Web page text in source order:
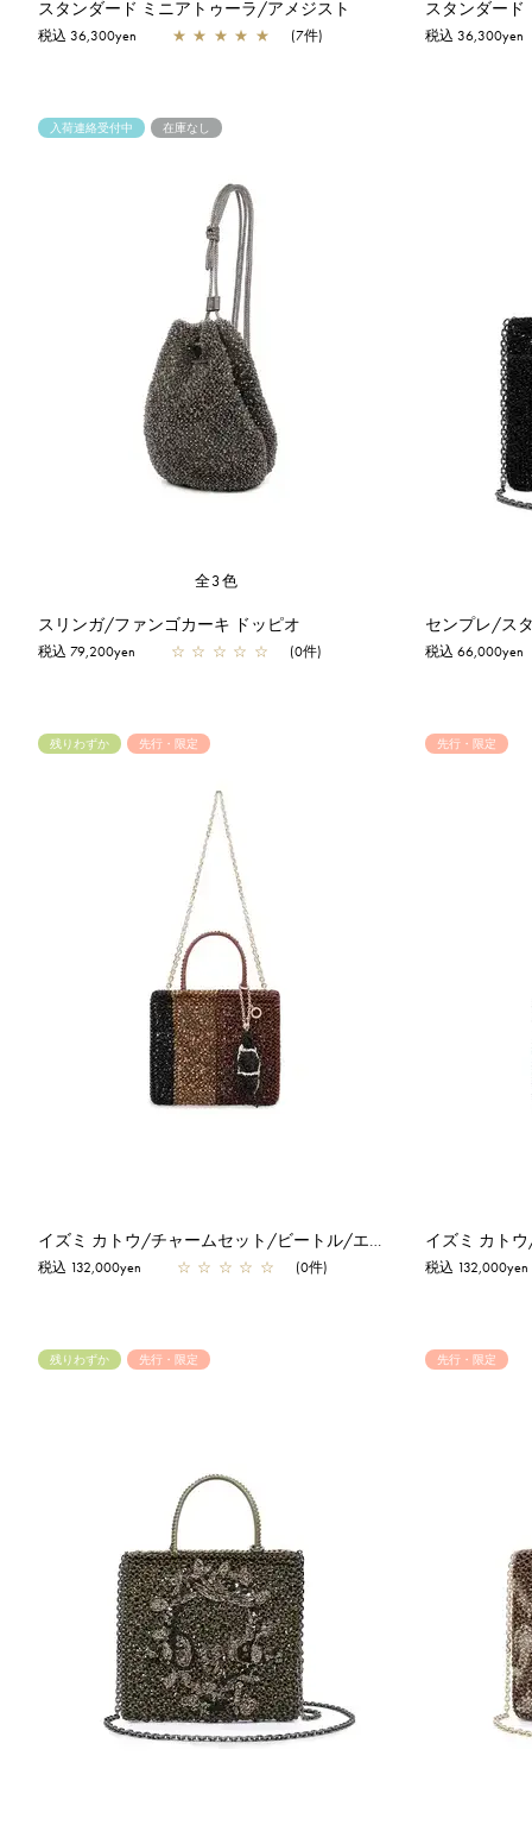
スタンダード ミニアトゥーラ/アメジスト
税込 36,300yen ★ ★ ★ ★ ★ (7件)
スタンダー
税込 36,300yen
入荷連絡受付中 在庫なし
全3色
スリンガ/ファンゴカーキ ドッピオ
税込 79,200yen ☆ ☆ ☆ ☆ ☆ (0件)
センプレ/ス
税込 66,000yen
残りわずか 先行・限定
イズミ カトウ/チャームセット/ビートル/エナメルブラウニー×ブロンズ×エナメルブラック
税込 132,000yen ☆ ☆ ☆ ☆ ☆ (0件)
先行・限定
税込 132,000yen
残りわずか 先行・限定 先行・限定